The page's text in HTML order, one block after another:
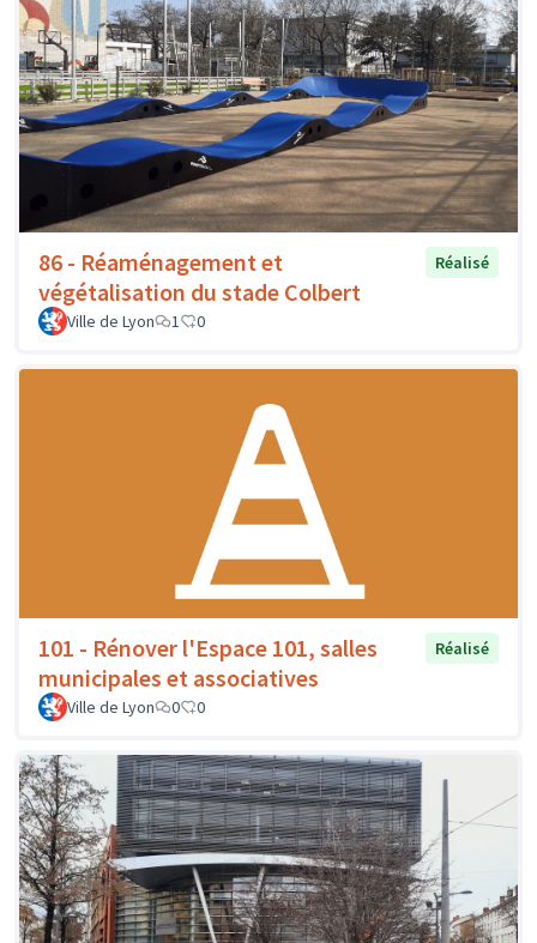
86 - Réaménagement et
végétalisation du stade Colbert
Réalisé
Ville de Lyon 1 0
101 - Rénover l'Espace 101, salles
municipales et associatives
Réalisé
Ville de Lyon 0 0